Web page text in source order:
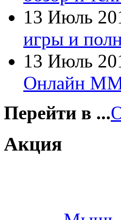
Fujitsu
G-cube
Gelezka
Gembird
Gemix
Gigabyte
13 Июль
игры и
13 Июль
Онлайн
Перейти в ...
Акция